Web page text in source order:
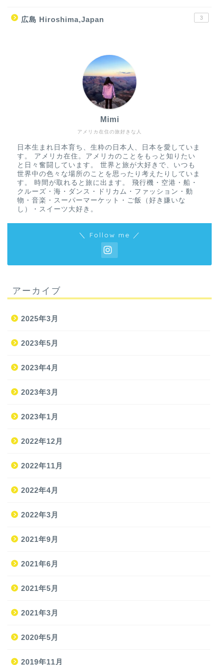
広島 Hiroshima,Japan 3
アメリカ在住の旅好きな人
Mimi
日本生まれ日本育ち、生粋の日本人、日本を愛していま
す。 アメリカ在住。アメリカのことをもっと知りたい
と日々奮闘しています。 世界と旅が大好きで、いつも
世界中の色々な場所のことを思ったり考えたりしていま
す。 時間が取れると旅に出ます。 飛行機・空港・船・
クルーズ・海・ダンス・ドリカム・ファッション・動
物・音楽・スーパーマーケット・ご飯（好き嫌いな
し）・スイーツ大好き。
＼ Follow me ／
アーカイブ
2025年3月
2023年5月
2023年4月
2023年3月
2023年1月
2022年12月
2022年11月
2022年4月
2022年3月
2021年9月
2021年6月
2021年5月
2021年3月
2020年5月
2019年11月